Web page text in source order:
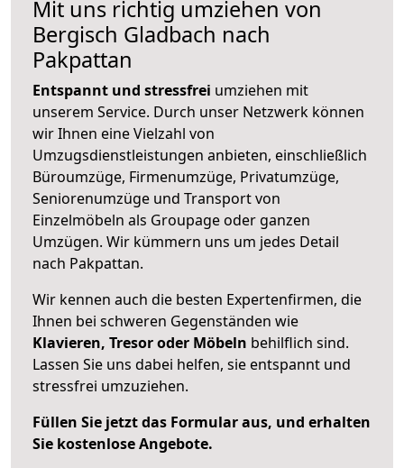
Mit uns richtig umziehen von
Bergisch Gladbach nach
Pakpattan
Entspannt und stressfrei umziehen mit
unserem Service. Durch unser Netzwerk können
wir Ihnen eine Vielzahl von
Umzugsdienstleistungen anbieten, einschließlich
Büroumzüge, Firmenumzüge, Privatumzüge,
Seniorenumzüge und Transport von
Einzelmöbeln als Groupage oder ganzen
Umzügen. Wir kümmern uns um jedes Detail
nach Pakpattan.
Wir kennen auch die besten Expertenfirmen, die
Ihnen bei schweren Gegenständen wie
Klavieren, Tresor oder Möbeln behilflich sind.
Lassen Sie uns dabei helfen, sie entspannt und
stressfrei umzuziehen.
Füllen Sie jetzt das Formular aus, und erhalten
Sie kostenlose Angebote.